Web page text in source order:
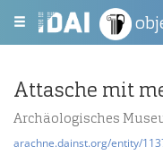
Attasche mit
Archäologisches
arachne.dainst.org/entity/